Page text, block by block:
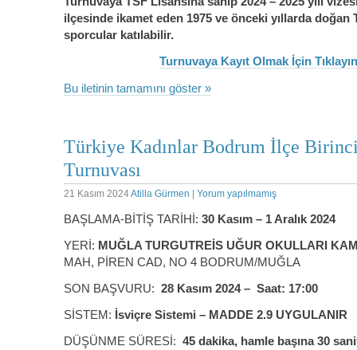
ilçesinde ikamet eden 1975 ve önceki yıllarda doğan
sporcular katılabilir.
Turnuvaya Kayıt Olmak İçin
Bu iletinin tamamını göster »
Türkiye Kadınlar Bodrum İlçe
Turnuvası
21 Kasım 2024Atilla Gürmen | Yorum yapılmamış
BAŞLAMA-BİTİŞ TARİHİ: 30 Kasım – 1 Aralık 2024
YERİ: MUĞLA TURGUTREİS UĞUR OKULLARI
MAH, PİREN CAD, NO 4 BODRUM/MUĞLA
SON BAŞVURU: 28 Kasım 2024 – Saat: 17:00
SİSTEM: İsviçre Sistemi – MADDE 2.9 UYGULANIR
DÜŞÜNME SÜRESİ: 45 dakika, hamle başına 30